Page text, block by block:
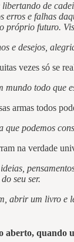
de
e falhas
futuro.
e desejos,
vezes só se
todo que
armas todos
podemos
na verdade
seu ser.
abrir um livro e
quando